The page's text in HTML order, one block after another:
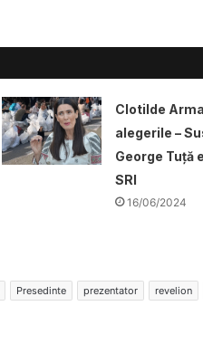
Clotilde
alegerile –
George Tuță
SRI
16/06/2024
Presedinte prezentator revelion